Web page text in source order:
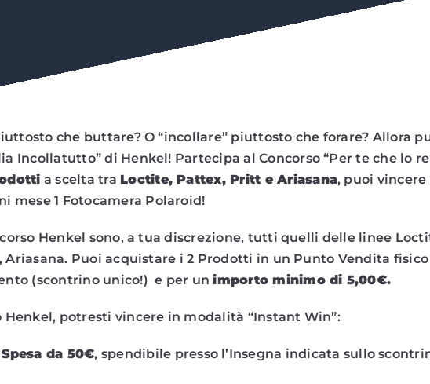
che buttare? O “incollare” piuttosto che forare? Allora
Incollatutto” di Henkel! Partecipa al Concorso “Per te che lo
a scelta tra Loctite, Pattex, Pritt e Ariasana, puoi vincere
mese 1 Fotocamera Polaroid!
Henkel sono, a tua discrezione, tutti quelli delle linee
Puoi acquistare i 2 Prodotti in un Punto Vendita fisico
(scontrino unico!) e per unimporto minimo di 5,00€.
Henkel, potresti vincere in modalità “Instant Win”:
da 50€, spendibile presso l’Insegna indicata sullo